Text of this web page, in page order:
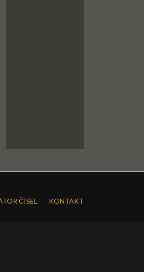
ČÍSEL
KONTAKT